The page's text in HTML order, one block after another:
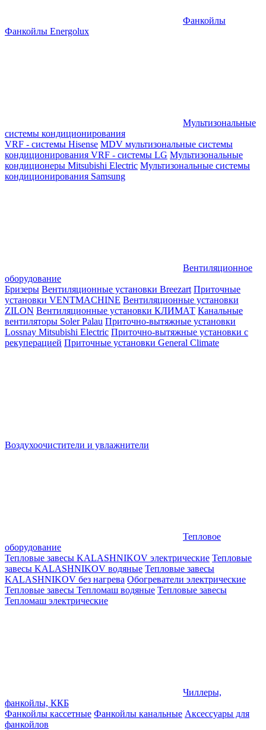
Фанкойлы
Фанкойлы Energolux
Мультизональные
системы кондиционирования
VRF - системы Hisense MDV мультизональные системы
кондиционирования VRF - системы LG Мультизональные
кондиционеры Mitsubishi Electric Мультизональные системы
кондиционирования Samsung
Вентиляционное
оборудование
Бризеры Вентиляционные установки Breezart Приточные
установки VENTMACHINE Вентиляционные установки
ZILON Вентиляционные установки КЛИМАТ Канальные
вентиляторы Soler Palau Приточно-вытяжные установки
Lossnay Mitsubishi Electric Приточно-вытяжные установки с
рекуперацией Приточные установки General Climate
Воздухоочистители и увлажнители
Тепловое
оборудование
Тепловые завесы KALASHNIKOV электрические Тепловые
завесы KALASHNIKOV водяные Тепловые завесы
KALASHNIKOV без нагрева Обогреватели электрические
Тепловые завесы Тепломаш водяные Тепловые завесы
Тепломаш электрические
Чиллеры,
фанкойлы, ККБ
Фанкойлы кассетные Фанкойлы канальные Аксессуары для
фанкойлов